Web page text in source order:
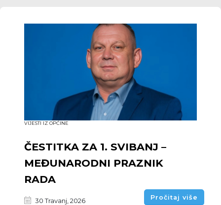
VIJESTI IZ OPĆINE
ČESTITKA ZA 1. SVIBANJ –
MEĐUNARODNI PRAZNIK
RADA
30 Travanj, 2026 Pročitaj više